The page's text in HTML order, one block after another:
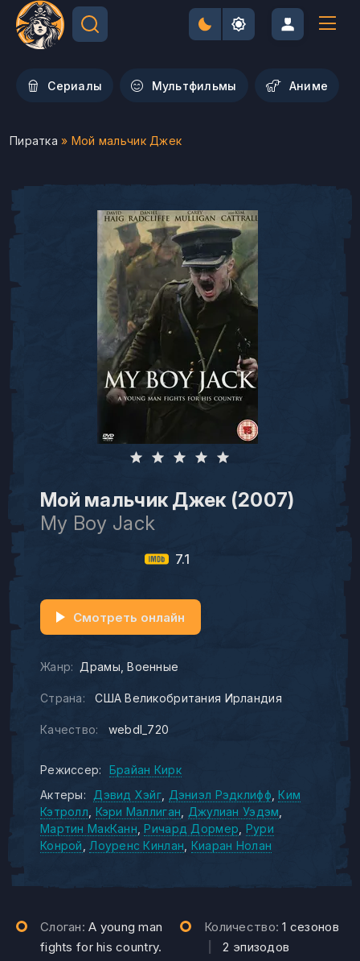
Сериалы Мультфильмы Aниме
Пиратка » Мой мальчик Джек
Мой мальчик Джек (2007)
My Boy Jack
7.1
Жанр: Драмы Военные
Страна: США Великобритания Ирландия
Качество: webdl_720
Смотреть онлайн
Режиссер:
Брайан Кирк
Актеры:
Дэвид Хэйг Дэниэл Рэдклифф Ким
Кэтролл Кэри Маллиган
Джулиан Уэдэм
Мартин МакКанн Ричард Дормер Рури
Конрой
Лоуренс Кинлан Киаран Нолан
Слоган: A young man
fights for his country.
Количество:1 сезонов
|2 эпизодов